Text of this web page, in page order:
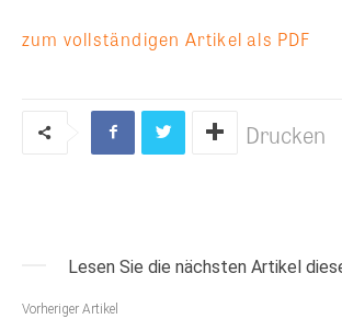
zum vollständigen Artikel als PDF
Drucken
Lesen Sie die nächsten Artikel
Vorheriger Artikel